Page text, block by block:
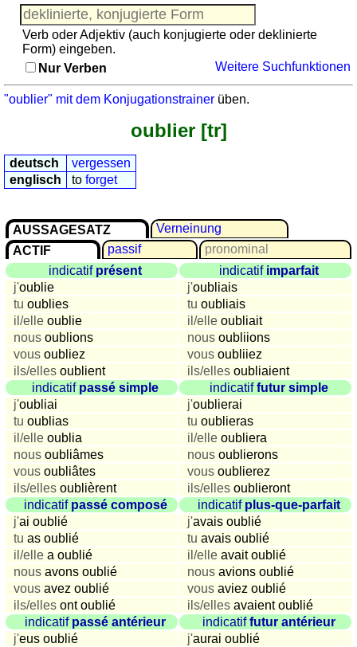
Reisewortschatz
Spiel mit Zahlen
(Nomen)
Angleichungstrainer
(Nomen
-
Adjektive)
Vokabelquiz
Reisewortschatz
Spiel
Zahlen
Mehr
Sprachen
Deutsch
Englisch
Französisch
Italienisch
Lateinisch
Niederländisch
Portugiesisch
Rumänisch
Spanisch
Nützliches
Umrechner
Autokennzeichen
Sonnenstand
Fahrradtouren
Reisewortschatz
SPIELE
Geografie
Küstenquiz
Verb oder Adjektiv (auch konjugierte oder deklinierte
Form) eingeben.
Nur Verben
Weitere Suchfunktionen
"oublier" mit dem Konjugationstrainer üben.
oublier [tr]
deutsch
vergessen
englisch
to forget
AUSSAGESATZ
Verneinung
ACTIF
passif
pronominal
indicatif présent indicatif imparfait
j'oublie j'oubliais
tu oublies tu oubliais
il/elle oublie il/elle oubliait
nous oublions nous oubliions
vous oubliez vous oubliiez
ils/elles oublient ils/elles oubliaient
indicatif passé simple indicatiffutur simple
j'oubliai j'oublierai
tu oublias tu oublieras
il/elle oublia il/elle oubliera
nous oubliâmes nous oublierons
vous oubliâtes vous oublierez
ils/elles oublièrent ils/elles oublieront
indicatif passé composé indicatif plus-que-parfait
j'ai oublié j'avais oublié
tu as oublié tu avais oublié
il/elle a oublié il/elle avait oublié
nous avons oublié nous avions oublié
vous avez oublié vous aviez oublié
ils/elles ont oublié ils/elles avaient oublié
indicatif passé antérieur indicatiffutur antérieur
j'eus oublié j'aurai oublié